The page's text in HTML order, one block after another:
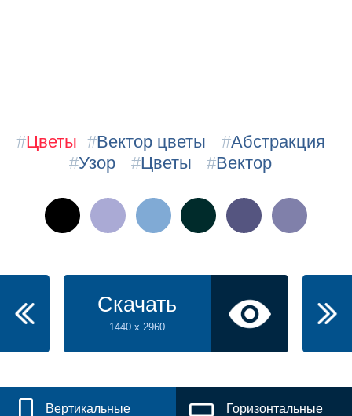
#Цветы #Вектор цветы #Абстракция
#Узор #Цветы #Вектор
Скачать
1440 x 2960
Вертикальные Горизонтальные